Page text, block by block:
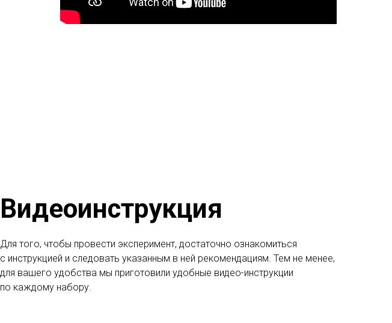
Видеоинструкция
Для того, чтобы провести эксперимент, достаточно ознакомиться
с инструкцией и следовать указанным в ней рекомендациям. Тем не менее,
для вашего удобства мы приготовили удобные видео-инструкции
по каждому набору.